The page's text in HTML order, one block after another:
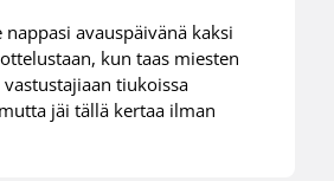
avauspäivänä kaksi
kun taas miesten
tiukoissa
jäi tällä kertaa ilman